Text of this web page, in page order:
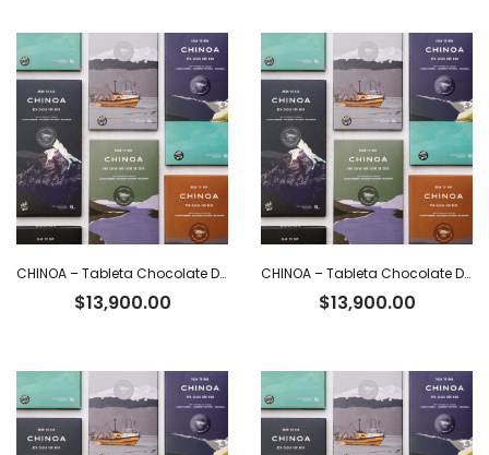
CHINOA – Tableta Chocolate Dark 85% Cacao Ecuatoriano con Nibs x 50 g
$13,900.00
CHINOA – Tableta Chocolate Dark 72% Cacao Intenso Ecuatoriano x 50 g
$13,900.00